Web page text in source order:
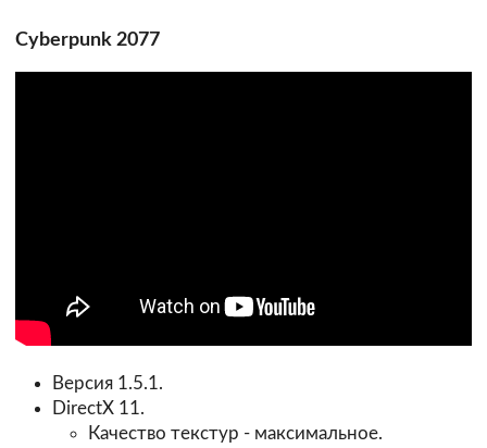
Cyberpunk 2077
Версия 1.5.1.
DirectX 11.
Качество текстур - максимальное.